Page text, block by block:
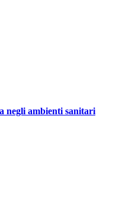
negli ambienti sanitari